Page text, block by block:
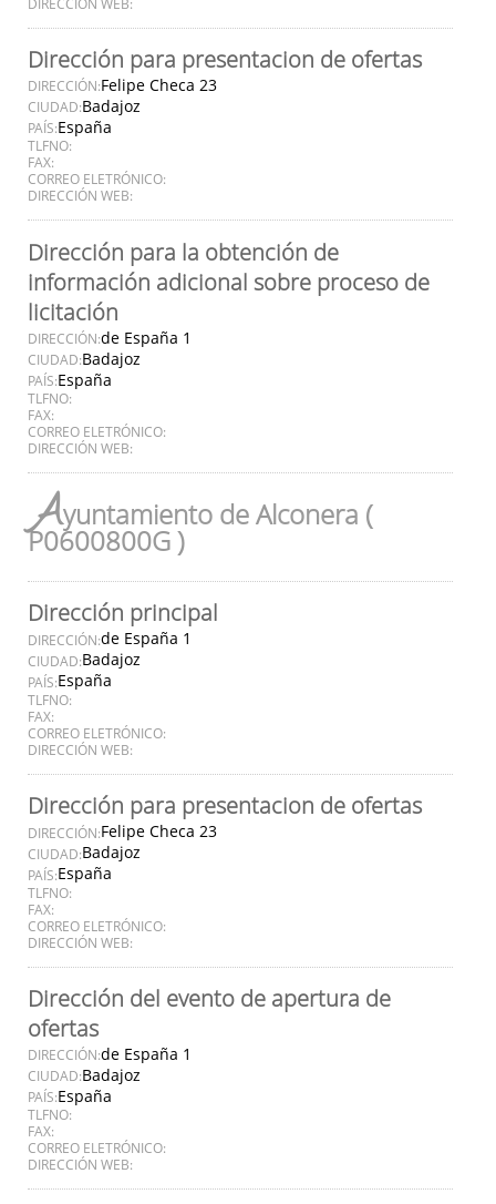
Dirección para presentacion de ofertas
DIRECCIÓN:Felipe Checa 23
CIUDAD:Badajoz
PAÍS:España
TLFNO:
FAX:
CORREO ELETRÓNICO:
DIRECCIÓN WEB:
Dirección para la obtención de
información adicional sobre proceso de
licitación
DIRECCIÓN:de España 1
CIUDAD:Badajoz
PAÍS:España
TLFNO:
FAX:
CORREO ELETRÓNICO:
DIRECCIÓN WEB:
Ayuntamiento de Alconera (
P0600800G )
Dirección principal
DIRECCIÓN:de España 1
CIUDAD:Badajoz
PAÍS:España
TLFNO:
FAX:
CORREO ELETRÓNICO:
DIRECCIÓN WEB:
Dirección para presentacion de ofertas
DIRECCIÓN:Felipe Checa 23
CIUDAD:Badajoz
PAÍS:España
TLFNO:
FAX:
CORREO ELETRÓNICO:
DIRECCIÓN WEB:
Dirección del evento de apertura de
ofertas
DIRECCIÓN:de España 1
CIUDAD:Badajoz
PAÍS:España
TLFNO:
FAX:
CORREO ELETRÓNICO:
DIRECCIÓN WEB: